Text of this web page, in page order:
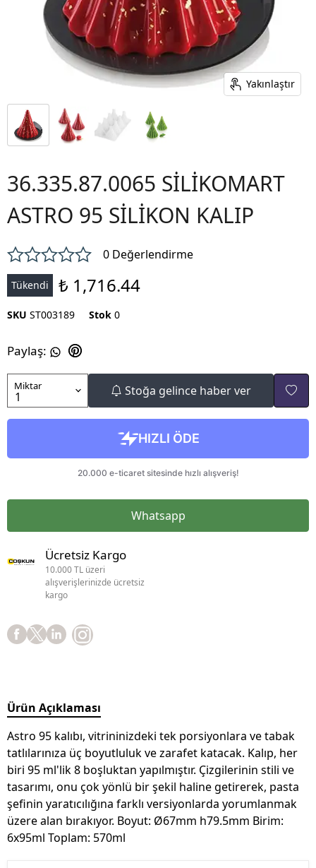
Yakınlaştır
36.335.87.0065 SİLİKOMART
ASTRO 95 SİLİKON KALIP
0 Değerlendirme
Tükendi ₺ 1,716.44
SKU ST003189 Stok 0
Paylaş:
Miktar Stoğa gelince haber ver
Whatsapp
Ücretsiz Kargo
10.000 TL üzeri
alışverişlerinizde ücretsiz
kargo
Ürün Açıklaması
Astro 95 kalıbı, vitrininizdeki tek porsiyonlara ve tabak
tatlılarınıza üç boyutluluk ve zarafet katacak. Kalıp, her
biri 95 ml'lik 8 boşluktan yapılmıştır. Çizgilerinin stili ve
tasarımı, onu çok yönlü bir şekil haline getirerek, pasta
şefinin yaratıcılığına farklı versiyonlarda yorumlanmak
üzere alan bırakıyor. Boyut: Ø67mm h79.5mm Birim:
6x95ml Toplam: 570ml